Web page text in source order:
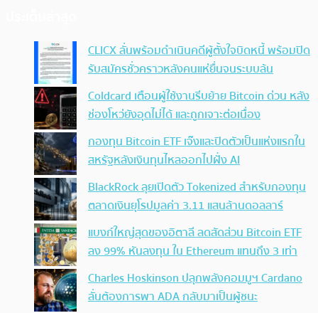
CLICX ลั่นพร้อมดำเนินคดีผู้ตั้งใจบิดหนี้ พร้อมปิด
รับสมัครชั่วคราวหลังคนแห่ยื่นจนระบบล้น
Coldcard เตือนผู้ใช้งานรีบย้าย Bitcoin ด่วน หลัง
ช่องโหว่ยังอุดไม่ได้ และถูกเจาะต่อเนื่อง
กองทุน Bitcoin ETF เจ๊งและปิดตัวเป็นแห่งแรกใน
สหรัฐหลังเงินทุนไหลออกไปฝั่ง AI
BlackRock ลุยเปิดตัว Tokenized สำหรับกองทุน
ตลาดเงินยุโรปมูลค่า 3.11 แสนล้านดอลลาร์
แบงก์ใหญ่สุดของอิตาลี ลดสัดส่วน Bitcoin ETF
ลง 99% หันลงทุน ใน Ethereum แทนถึง 3 เท่า
Charles Hoskinson ปลุกพลังคอมมูฯ Cardano
ลั่นต้องการพา ADA กลับมาเป็นผู้ชนะ